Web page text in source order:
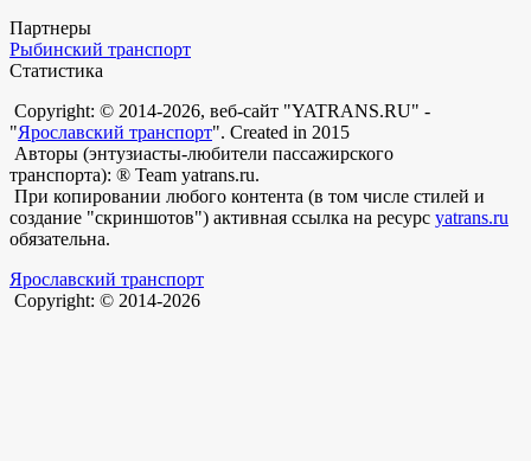
Партнеры
Рыбинский транспорт
Статистика
Copyright: © 2014-2026, веб-сайт "YATRANS.RU" -
"Ярославский транспорт". Created in 2015
Авторы (энтузиасты-любители пассажирского
транспорта): ® Team yatrans.ru.
При копировании любого контента (в том числе стилей и
создание "скриншотов") активная ссылка на ресурс yatrans.ru
обязательна.
Ярославский транспорт
Copyright: © 2014-2026